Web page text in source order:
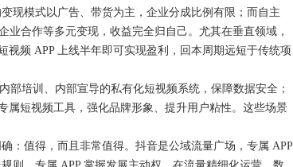
现模式以广告、带货为主，企业分成比例有限；而自主
合作等多元变现，收益完全归自己。尤其在垂直领域，
频 APP 上线半年即可实现盈利，回本周期远短于传统项
部培训、内部宣导的私有化短视频系统，保障数据安全；
属短视频工具，强化品牌形象、提升用户粘性。这些场景
：值得，而且非常值得。抖音是公域流量广场，专属 APP